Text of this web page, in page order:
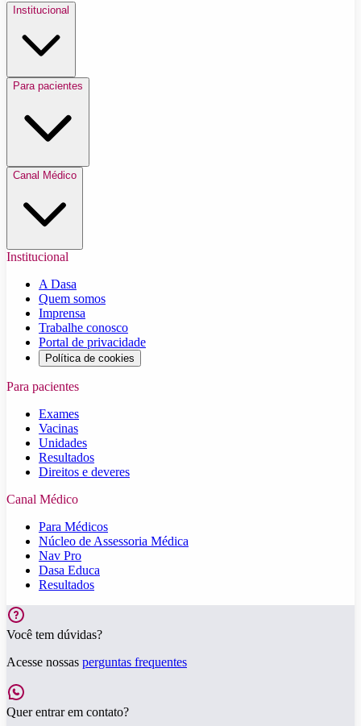
Institucional
Para pacientes
Canal Médico
Institucional
A Dasa
Quem somos
Imprensa
Trabalhe conosco
Portal de privacidade
Política de cookies
Para pacientes
Exames
Vacinas
Unidades
Resultados
Direitos e deveres
Canal Médico
Para Médicos
Núcleo de Assessoria Médica
Nav Pro
Dasa Educa
Resultados
Você tem dúvidas?
Acesse nossas perguntas frequentes
Quer entrar em contato?